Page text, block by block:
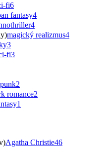
fi6
fantasy4
4
magický realizmus4
3
fi3
2
romance2
1
Agatha Christie46